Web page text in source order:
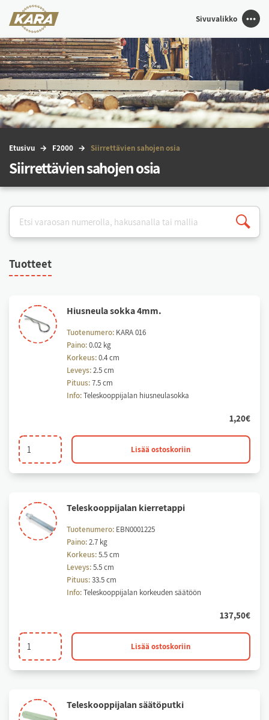
Sivuvalikko
Etu­si­vu F2000 Siir­ret­tä­vien sa­ho­jen osia
Siirrettävien sahojen osia
Tuot­teet
Hius­neu­la sok­ka 4mm.
Tuotenumero: KARA 016
Paino:0.02 kg
Korkeus:0.4 cm
Leveys:2.5 cm
Pituus:7.5 cm
Info:Teleskooppijalan hiusneulasokka
1,20€
Hiusneula
sokka
Lisää ostoskoriin
Te­les­koop­pi­ja­lan kier­re­tap­pi
Tuotenumero: EBN0001225
Paino:2.7 kg
Korkeus:5.5 cm
Leveys:5.5 cm
Pituus:33.5 cm
Info:Teleskooppijalan korkeuden säätöön
137,50€
Teleskooppijalan
kierretappi
Lisää ostoskoriin
Te­les­koop­pi­ja­lan sää­tö­put­ki